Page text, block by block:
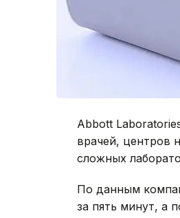
Abbott
врачей, центров
сложных
По данным
за пять минут, а